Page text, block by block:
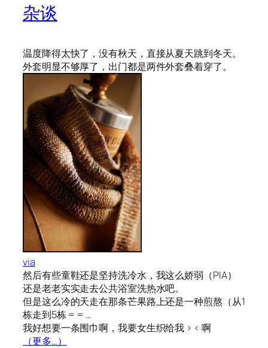
杂谈
温度降得太快了，没有秋天，直接从夏天跳到冬天。
外套明显不够厚了，出门都是两件外套叠着穿了。
via
然后有些童鞋还是坚持洗冷水，我这么娇弱（PIA）
还是老老实实走去公共浴室洗热水吧。
但是这么冷的天走在那条芒果路上还是一种煎熬（从1
栋走到5栋 = = …
我好想要一条围巾啊，我要女生织给我 > < 啊
（更多…）